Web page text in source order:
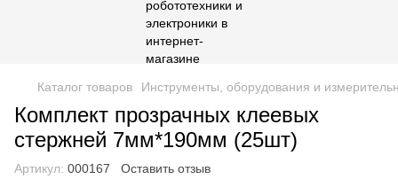
Каталог товаров Инструменты, оборудования и
Комплект прозрачных клеевых
стержней 7мм*190мм (25шт)
Артикул: 000167 Оставить отзыв